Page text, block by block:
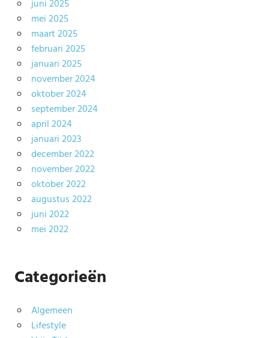
juni 2025
mei 2025
maart 2025
februari 2025
januari 2025
november 2024
oktober 2024
september 2024
april 2024
januari 2023
december 2022
november 2022
oktober 2022
augustus 2022
juni 2022
mei 2022
Categorieën
Algemeen
Lifestyle